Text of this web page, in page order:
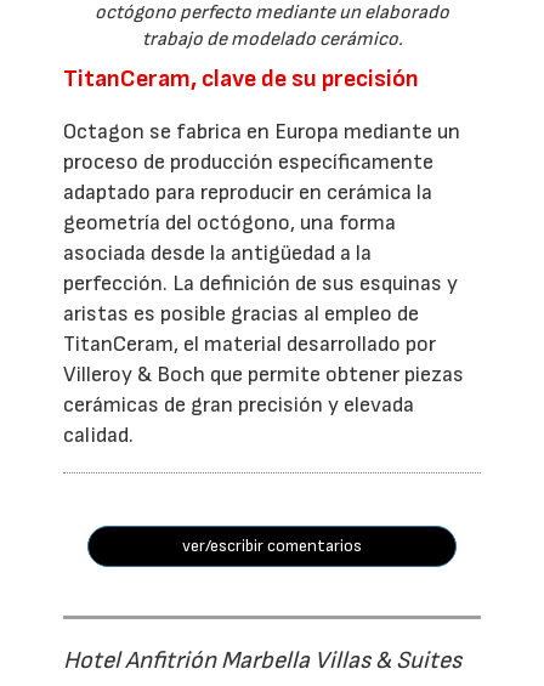
octógono perfecto mediante un elaborado
trabajo de modelado cerámico.
TitanCeram, clave de su precisión
Octagon se fabrica en Europa mediante un
proceso de producción específicamente
adaptado para reproducir en cerámica la
geometría del octógono, una forma
asociada desde la antigüedad a la
perfección. La definición de sus esquinas y
aristas es posible gracias al empleo de
TitanCeram, el material desarrollado por
Villeroy & Boch que permite obtener piezas
cerámicas de gran precisión y elevada
calidad.
ver/escribir comentarios
Hotel Anfitrión Marbella Villas & Suites